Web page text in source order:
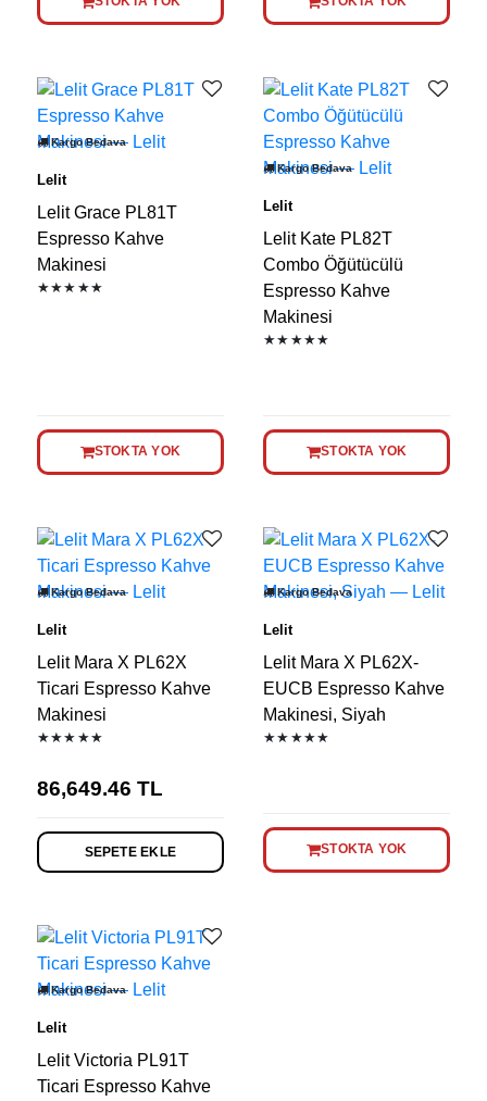
Kargo Bedava
Lelit
Lelit Grace PL81T
Espresso Kahve
Makinesi
★★★★★
STOKTA YOK
Kargo Bedava
Lelit
Lelit Kate PL82T
Combo Öğütücülü
Espresso Kahve
Makinesi
★★★★★
STOKTA YOK
Kargo Bedava
Lelit
Lelit Mara X PL62X
Ticari Espresso Kahve
Makinesi
★★★★★
86,649.46 TL
SEPETE EKLE
Kargo Bedava
Lelit
Lelit Mara X PL62X-
EUCB Espresso Kahve
Makinesi, Siyah
★★★★★
STOKTA YOK
Kargo Bedava
Lelit
Lelit Victoria PL91T
Ticari Espresso Kahve